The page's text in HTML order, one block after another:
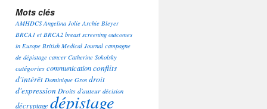
Mots clés
AMHDCS Angelina Jolie Archie Bleyer
BRCA1 et BRCA2 breast screening outcomes
in Europe British Medical Journal campagne
de dépistage cancer Catherine Sokolsky
catégories communicationconflits
d'intérêt Dominique Gros droit
d'expression Droits d'auteur décision
décryptage dépistage